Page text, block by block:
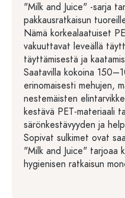
"Milk and Juice" -sarja
pakkausratkaisun
Nämä korkealaatuiset
vakuuttavat leveällä
täyttämisestä ja
Saatavilla kokoina
erinomaisesti mehujen,
nestemäisten
kestävä PET-materiaali
särönkestävyyden ja
Sopivat sulkimet ovat
"Milk and Juice" tarjoaa
hygienisen ratkaisun